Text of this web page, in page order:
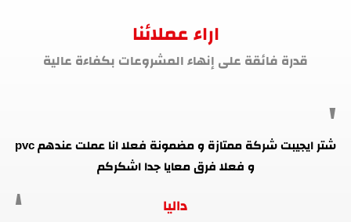
اراء عملائنا
قدرة فائقة على إنهاء المشروعات بكفاءة عالية
شتر ايجيبت شركة ممتازة و مضمونة فعلا انا عملت عندهم pvc
و فعلا فرق معايا جدا اشكركم
داليا